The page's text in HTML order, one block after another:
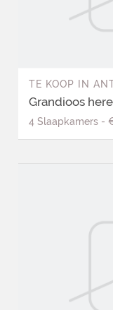
TE KOOP IN
4 Slaapkamers-